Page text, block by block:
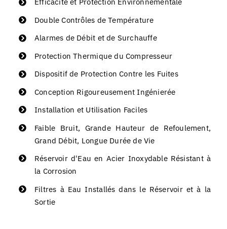
Efficacité et Protection Environnementale
Double Contrôles de Température
Alarmes de Débit et de Surchauffe
Protection Thermique du Compresseur
Dispositif de Protection Contre les Fuites
Conception Rigoureusement Ingénierée
Installation et Utilisation Faciles
Faible Bruit, Grande Hauteur de Refoulement,
Grand Débit, Longue Durée de Vie
Réservoir d'Eau en Acier Inoxydable Résistant à
la Corrosion
Filtres à Eau Installés dans le Réservoir et à la
Sortie